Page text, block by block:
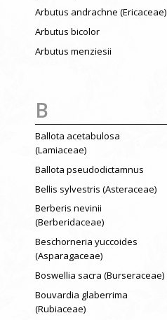
Arbutus andrachne (Ericaceae)
Arbutus bicolor
Arbutus menziesii
B
Ballota acetabulosa
(Lamiaceae)
Ballota pseudodictamnus
Bellis sylvestris (Asteraceae)
Berberis nevinii
(Berberidaceae)
Beschorneria yuccoides
(Asparagaceae)
Boswellia sacra (Burseraceae)
Bouvardia glaberrima
(Rubiaceae)